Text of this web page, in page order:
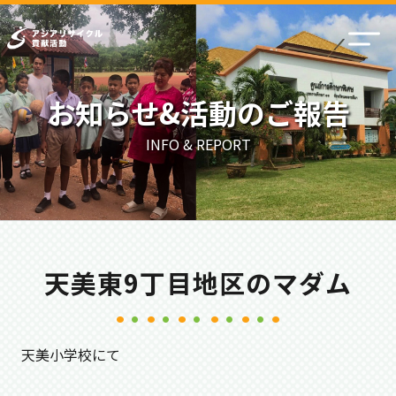
お知らせ&活動のご報告
INFO & REPORT
天美東9丁目地区のマダム
天美小学校にて